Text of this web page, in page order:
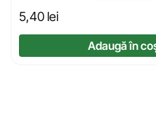
5,40 lei
Adaugă în